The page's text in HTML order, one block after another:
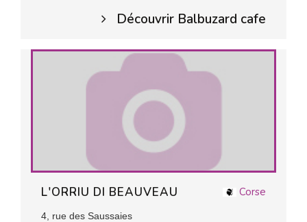
Découvrir Balbuzard cafe
Corse
L'ORRIU DI BEAUVEAU
4, rue des Saussaies